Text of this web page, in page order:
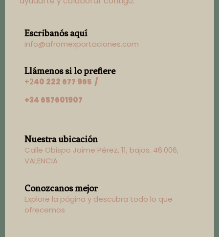
Escribanós aquí
info@afromexportaciones.com
Llámenos si lo prefiere
+240 222 677 965 /
+34 657601907
Nuestra ubicación
Calle Obispo Jaime Pérez, 11, bajos. 46.006,
VALENCIA
Conozcanos mejor
Explore la página y descubra todo lo que
ofrecemos